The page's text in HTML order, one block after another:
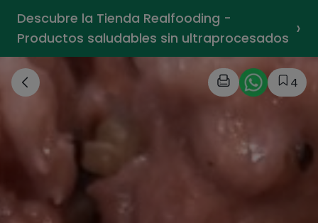
Descubre la Tienda Realfooding -
Productos saludables sin ultraprocesados ›
4